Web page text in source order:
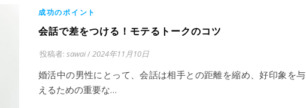
成功のポイント
会話で差をつける！モテるトークのコツ
投稿者: sawai/2024年11月10日
婚活中の男性にとって、会話は相手との距離を縮め、好印象を与
えるための重要な…